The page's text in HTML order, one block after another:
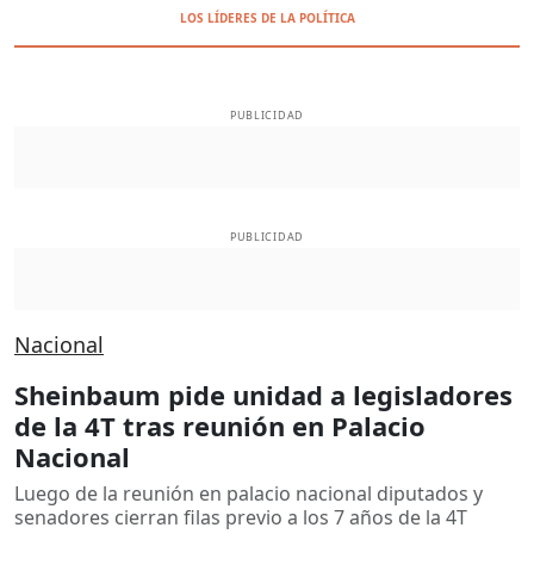
LOS LÍDERES DE LA POLÍTICA
PUBLICIDAD
PUBLICIDAD
Nacional
Sheinbaum pide unidad a legisladores
de la 4T tras reunión en Palacio
Nacional
Luego de la reunión en palacio nacional diputados y
senadores cierran filas previo a los 7 años de la 4T